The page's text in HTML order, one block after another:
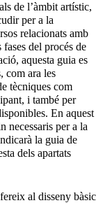
de l’àmbit artístic,
per a la
relacionats amb
del procés de
aquesta guia es
com ara les
tècniques com
i també per
En aquest
necessaris per a la
la guia de
dels apartats
al disseny bàsic